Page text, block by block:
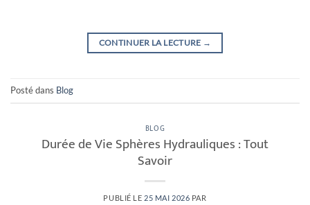
CONTINUER LA LECTURE →
Posté dans Blog
BLOG
Durée de Vie Sphères Hydrauliques : Tout
Savoir
PUBLIÉ LE 25 MAI 2026 PAR